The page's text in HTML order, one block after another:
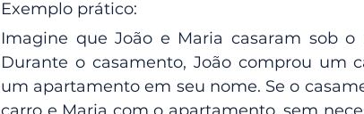
Exemplo prático:
Imagine que João e Maria casaram sob
Durante o casamento, João comprou um
um apartamento em seu nome. Se o